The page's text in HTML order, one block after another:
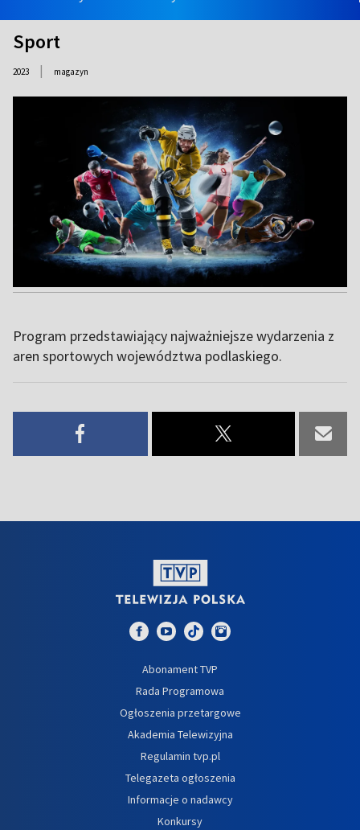
Sport
2023 | magazyn
Program przedstawiający najważniejsze wydarzenia z
aren sportowych województwa podlaskiego.
Abonament TVP
Rada Programowa
Ogłoszenia przetargowe
Akademia Telewizyjna
Regulamin tvp.pl
Telegazeta ogłoszenia
Informacje o nadawcy
Konkursy